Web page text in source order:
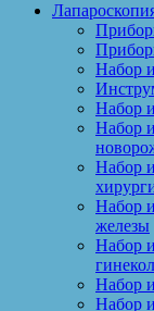
Набор
Набор
Набор
Набор
Набор
железы
Набор
Набор
Набор